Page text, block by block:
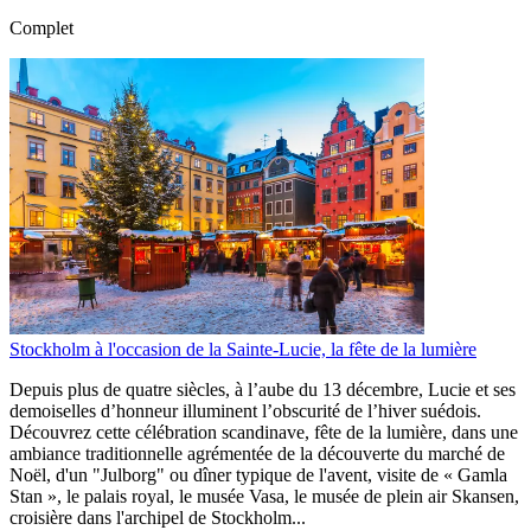
Complet
Stockholm à l'occasion de la Sainte-Lucie, la fête de la lumière
Depuis plus de quatre siècles, à l’aube du 13 décembre, Lucie et ses
demoiselles d’honneur illuminent l’obscurité de l’hiver suédois.
Découvrez cette célébration scandinave, fête de la lumière, dans une
ambiance traditionnelle agrémentée de la découverte du marché de
Noël, d'un "Julborg" ou dîner typique de l'avent, visite de « Gamla
Stan », le palais royal, le musée Vasa, le musée de plein air Skansen,
croisière dans l'archipel de Stockholm...